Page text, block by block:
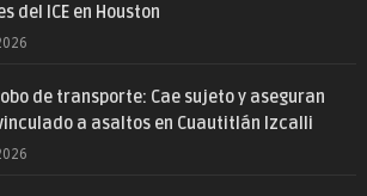
del ICE en Houston
de transporte: Cae sujeto y aseguran
a asaltos en Cuautitlán Izcalli